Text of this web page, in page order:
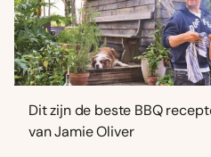
Dit zijn de beste BBQ
van Jamie Oliver